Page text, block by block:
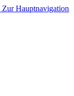
Zur Hauptnavigation